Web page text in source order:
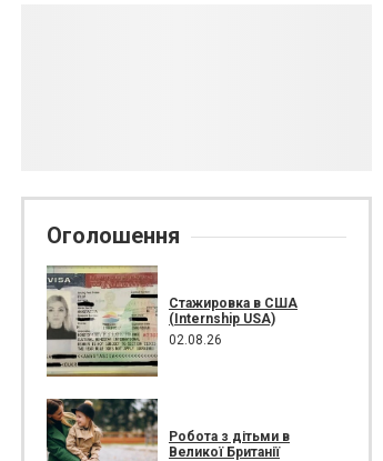
Оголошення
Стажировка в США
(Internship USA)
02.08.26
Робота з дітьми в
Великої Британії